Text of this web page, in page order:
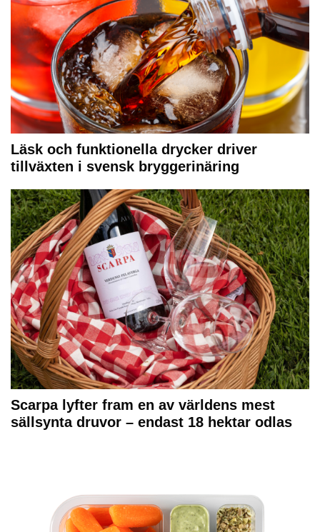
Läsk och funktionella drycker driver
tillväxten i svensk bryggerinäring
Scarpa lyfter fram en av världens mest
sällsynta druvor – endast 18 hektar odlas